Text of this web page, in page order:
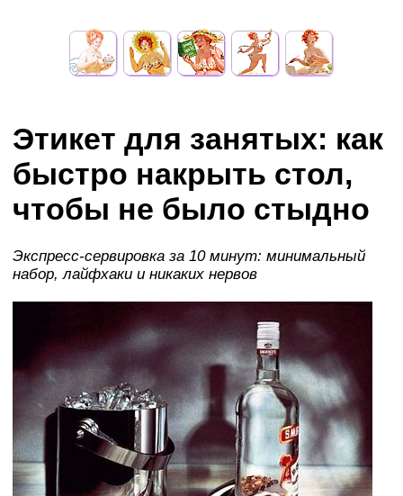
Этикет для занятых: как
быстро накрыть стол,
чтобы не было стыдно
Экспресс-сервировка за 10 минут: минимальный
набор, лайфхаки и никаких нервов